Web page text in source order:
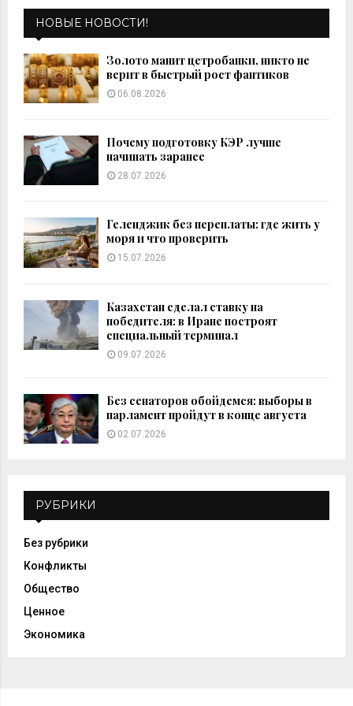
f
o
r
:
E
A
НОВЫЕ НОВОСТИ!
Золото манит цетробанки, никто не
верит в быстрый рост фантиков
06.08.2026
Почему подготовку КЭР лучше
начинать заранее
28.07.2026
Геленджик без переплаты: где жить у
моря и что проверить
15.07.2026
Казахстан сделал ставку на
победителя: в Иране построят
специальный терминал
09.07.2026
Без сенаторов обойдемся: выборы в
парламент пройдут в конце августа
02.07.2026
РУБРИКИ
Без рубрики
Конфликты
Общество
Ценное
Экономика